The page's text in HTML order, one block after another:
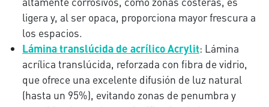
ligera y, al ser opaca, proporciona mayor frescura a
los espacios.
Lámina translúcida de acrílico Acrylit: Lámina
acrílica translúcida, reforzada con fibra de vidrio,
que ofrece una excelente difusión de luz natural
(hasta un 95%), evitando zonas de penumbra y